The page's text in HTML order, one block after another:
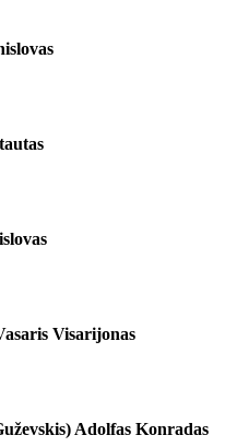
Visarijonas
Adolfas Konradas